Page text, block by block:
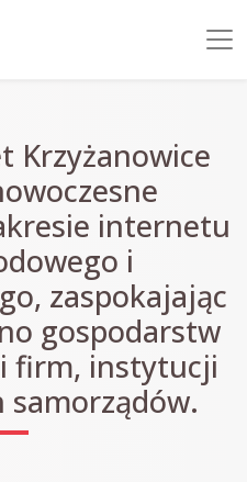
Krzyżanowice
internetu
i
zaspokajając
gospodarstw
firm, instytucji
samorządów.